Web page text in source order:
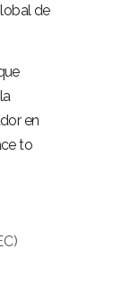
de
en
to